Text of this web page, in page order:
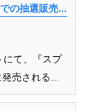
の抽選販売...
にて、『スプ
売される...